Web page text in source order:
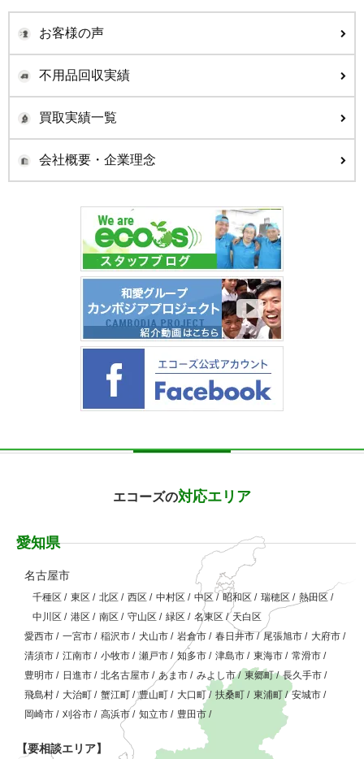
お客様の声
不用品回収実績
買取実績一覧
会社概要・企業理念
エコーズの対応エリア
愛知県
名古屋市
千種区 / 東区 / 北区 / 西区 / 中村区 / 中区/ 昭和区 / 瑞穂区 / 熱田区 /
中川区 / 港区 / 南区 / 守山区 / 緑区 / 名東区 / 天白区
愛西市 / 一宮市 / 稲沢市 / 犬山市 / 岩倉市 / 春日井市/ 尾張旭市 / 大府市 /
清須市 / 江南市 / 小牧市 / 瀬戸市 / 知多市 / 津島市 / 東海市 / 常滑市 /
豊明市 / 日進市 / 北名古屋市 / あま市 / みよし市/ 東郷町/ 長久手市 /
飛島村 / 大治町 / 蟹江町 / 豊山町 / 大口町/ 扶桑町 / 東浦町 / 安城市 /
岡崎市 / 刈谷市 / 高浜市 / 知立市 / 豊田市 /
【要相談エリア】